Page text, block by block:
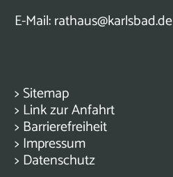
E-Mail:rathaus@karlsbad.de
> Sitemap
> Link zur Anfahrt
> Barrierefreiheit
> Impressum
> Datenschutz